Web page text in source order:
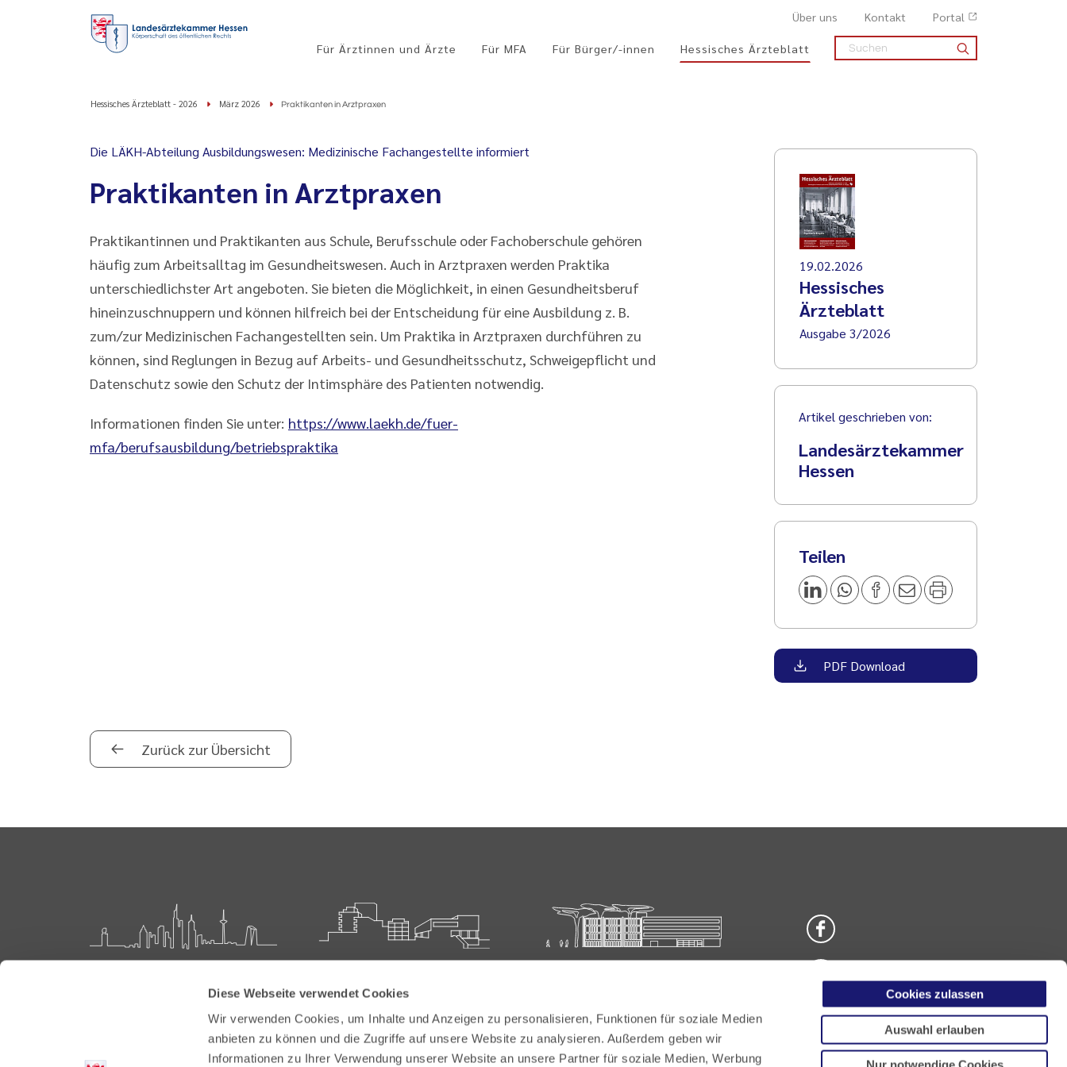
Diese Webseite verwendet Cookies
Wir verwenden Cookies, um Inhalte und Anzeigen zu personalisieren, Funktionen für soziale Medien
anbieten zu können und die Zugriffe auf unsere Website zu analysieren. Außerdem geben wir
Informationen zu Ihrer Verwendung unserer Website an unsere Partner für soziale Medien, Werbung
Cookies zulassen
Auswahl erlauben
Über uns Kontakt Portal
Für Ärztinnen und Ärzte Für MFA Für Bürger/-innen Hessisches Ärzteblatt
Hessisches Ärzteblatt - 2026 März 2026 Praktikanten in Arztpraxen
Die LÄKH-Abteilung Ausbildungswesen: Medizinische Fachangestellte informiert
Praktikanten in Arztpraxen
Praktikantinnen und Praktikanten aus Schule, Berufsschule oder Fachoberschule gehören
häufig zum Arbeitsalltag im Gesundheitswesen. Auch in Arztpraxen werden Praktika
unterschiedlichster Art angeboten. Sie bieten die Möglichkeit, in einen Gesundheitsberuf
hineinzuschnuppern und können hilfreich bei der Entscheidung für eine Ausbildung z. B.
zum/zur Medizinischen Fachangestellten sein. Um Praktika in Arztpraxen durchführen zu
können, sind Reglungen in Bezug auf Arbeits- und Gesundheitsschutz, Schweigepflicht und
Datenschutz sowie den Schutz der Intimsphäre des Patienten notwendig.
Informationen finden Sie unter: https://www.laekh.de/fuer-
mfa/berufsausbildung/betriebspraktika
19.02.2026
Hessisches
Ärzteblatt
Ausgabe 3/2026
Artikel geschrieben von:
Landesärztekammer
Hessen
Teilen
PDF Download
Zurück zur Übersicht
Postfach 60 05 66
Weiterbildung
61231 Bad Nauheim
61231 Bad Nauheim